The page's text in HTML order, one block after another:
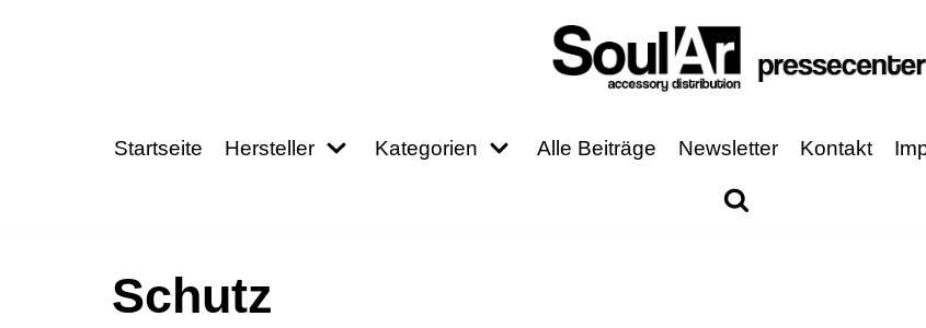
Startseite Hersteller Kategorien Alle Beiträge Newsletter Kontakt
Schutz